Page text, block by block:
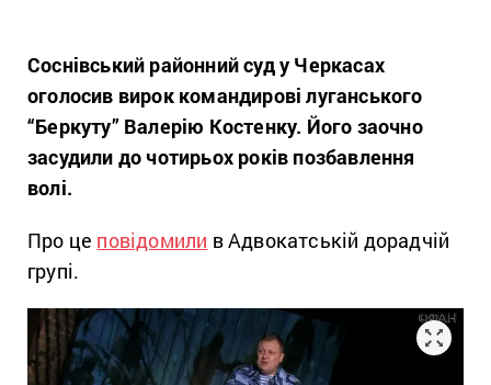
Соснівський районний суд у Черкасах
оголосив вирок командирові луганського
“Беркуту” Валерію Костенку. Його заочно
засудили до чотирьох років позбавлення
волі.
Про це повідомили в Адвокатській дорадчій
групі.